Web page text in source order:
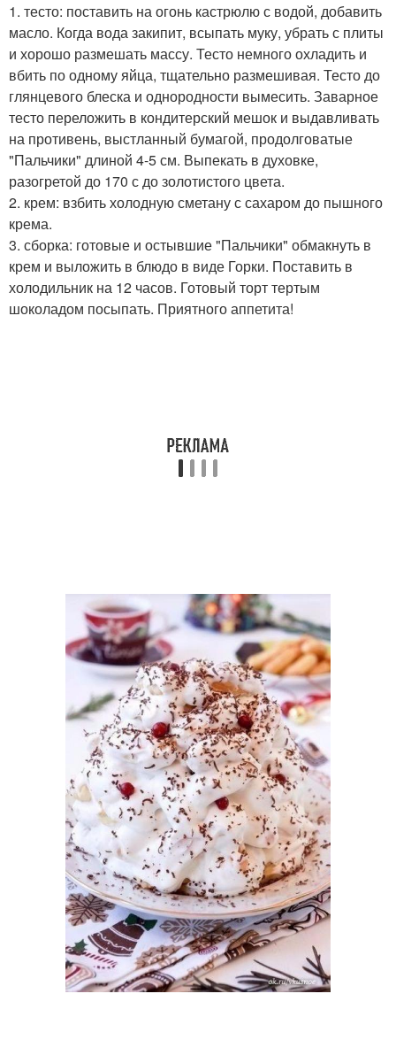
1. тесто: поставить на огонь кастрюлю с водой, добавить
масло. Когда вода закипит, всыпать муку, убрать с плиты
и хорошо размешать массу. Тесто немного охладить и
вбить по одному яйца, тщательно размешивая. Тесто до
глянцевого блеска и однородности вымесить. Заварное
тесто переложить в кондитерский мешок и выдавливать
на противень, выстланный бумагой, продолговатые
"Пальчики" длиной 4-5 см. Выпекать в духовке,
разогретой до 170 с до золотистого цвета.
2. крем: взбить холодную сметану с сахаром до пышного
крема.
3. сборка: готовые и остывшие "Пальчики" обмакнуть в
крем и выложить в блюдо в виде Горки. Поставить в
холодильник на 12 часов. Готовый торт тертым
шоколадом посыпать. Приятного аппетита!